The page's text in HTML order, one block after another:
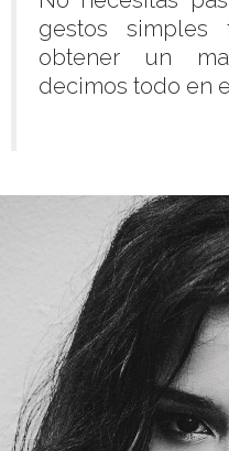
gestos
obtener un
decimos todo en